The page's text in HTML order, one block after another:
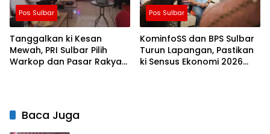
Pos Sulbar
Tanggalkan ki Kesan
Mewah, PRI Sulbar Pilih
Warkop dan Pasar Rakyat
Pos Sulbar
KominfoSS dan BPS Sulbar
Turun Lapangan, Pastikan
ki Sensus Ekonomi 2026
Baca Juga